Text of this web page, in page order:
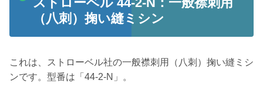
（八刺）掬い縫ミシン
これは、ストローベル社の一般襟刺用（八刺）掬い縫ミシ
ンです。型番は「44-2-N」。